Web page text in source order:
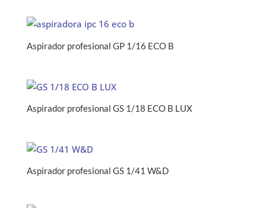
Aspirador profesional GP 1/16 ECO B
Aspirador profesional GS 1/18 ECO B LUX
Aspirador profesional GS 1/41 W&D